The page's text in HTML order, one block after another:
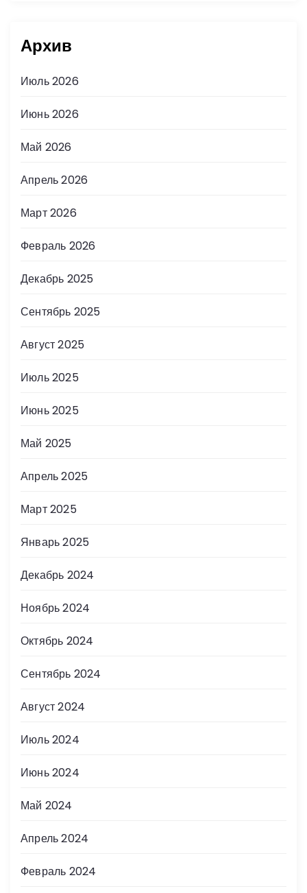
Архив
Июль 2026
Июнь 2026
Май 2026
Апрель 2026
Март 2026
Февраль 2026
Декабрь 2025
Сентябрь 2025
Август 2025
Июль 2025
Июнь 2025
Май 2025
Апрель 2025
Март 2025
Январь 2025
Декабрь 2024
Ноябрь 2024
Октябрь 2024
Сентябрь 2024
Август 2024
Июль 2024
Июнь 2024
Май 2024
Апрель 2024
Февраль 2024